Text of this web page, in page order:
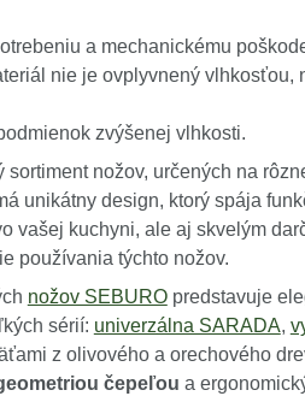
a mechanickému
nie je ovplyvnený vlhkosťou,
zvýšenej vlhkosti.
sortiment nožov, určených na
unikátny design, ktorý spája
vašej kuchyni, ale aj skvelým
používania týchto nožov.
nožov SEBUROpredstavuje
sérií: univerzálna SARADA,
z olivového a orechového
čepeľou a